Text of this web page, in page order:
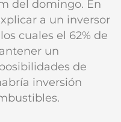
del domingo. En
a un inversor
cuales el 62% de
un
de
inversión